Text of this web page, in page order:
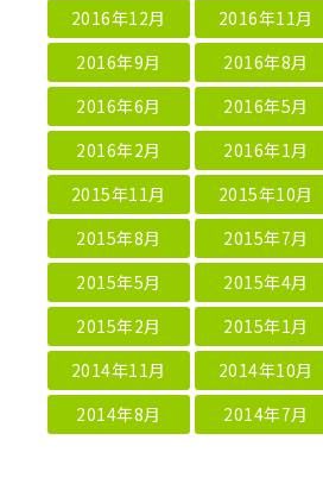
2016年12月
2016年11月
2016年9月
2016年8月
2016年6月
2016年5月
2016年2月
2016年1月
2015年11月
2015年10月
2015年8月
2015年7月
2015年5月
2015年4月
2015年2月
2015年1月
2014年11月
2014年10月
2014年8月
2014年7月